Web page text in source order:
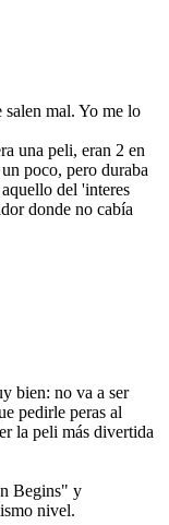
mal. Yo me lo
una peli, eran 2 en
poco, pero duraba
del 'interes
donde no cabía
bien: no va a ser
pedirle peras al
la peli más divertida
Begins" y
nivel.